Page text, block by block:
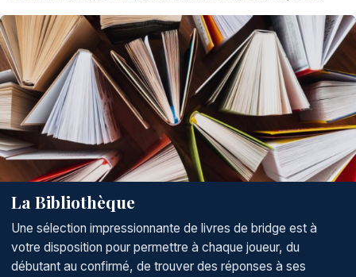
La Bibliothèque
Une sélection impressionnante de livres de bridge est à
votre disposition pour permettre à chaque joueur, du
débutant au confirmé, de trouver des réponses à ses